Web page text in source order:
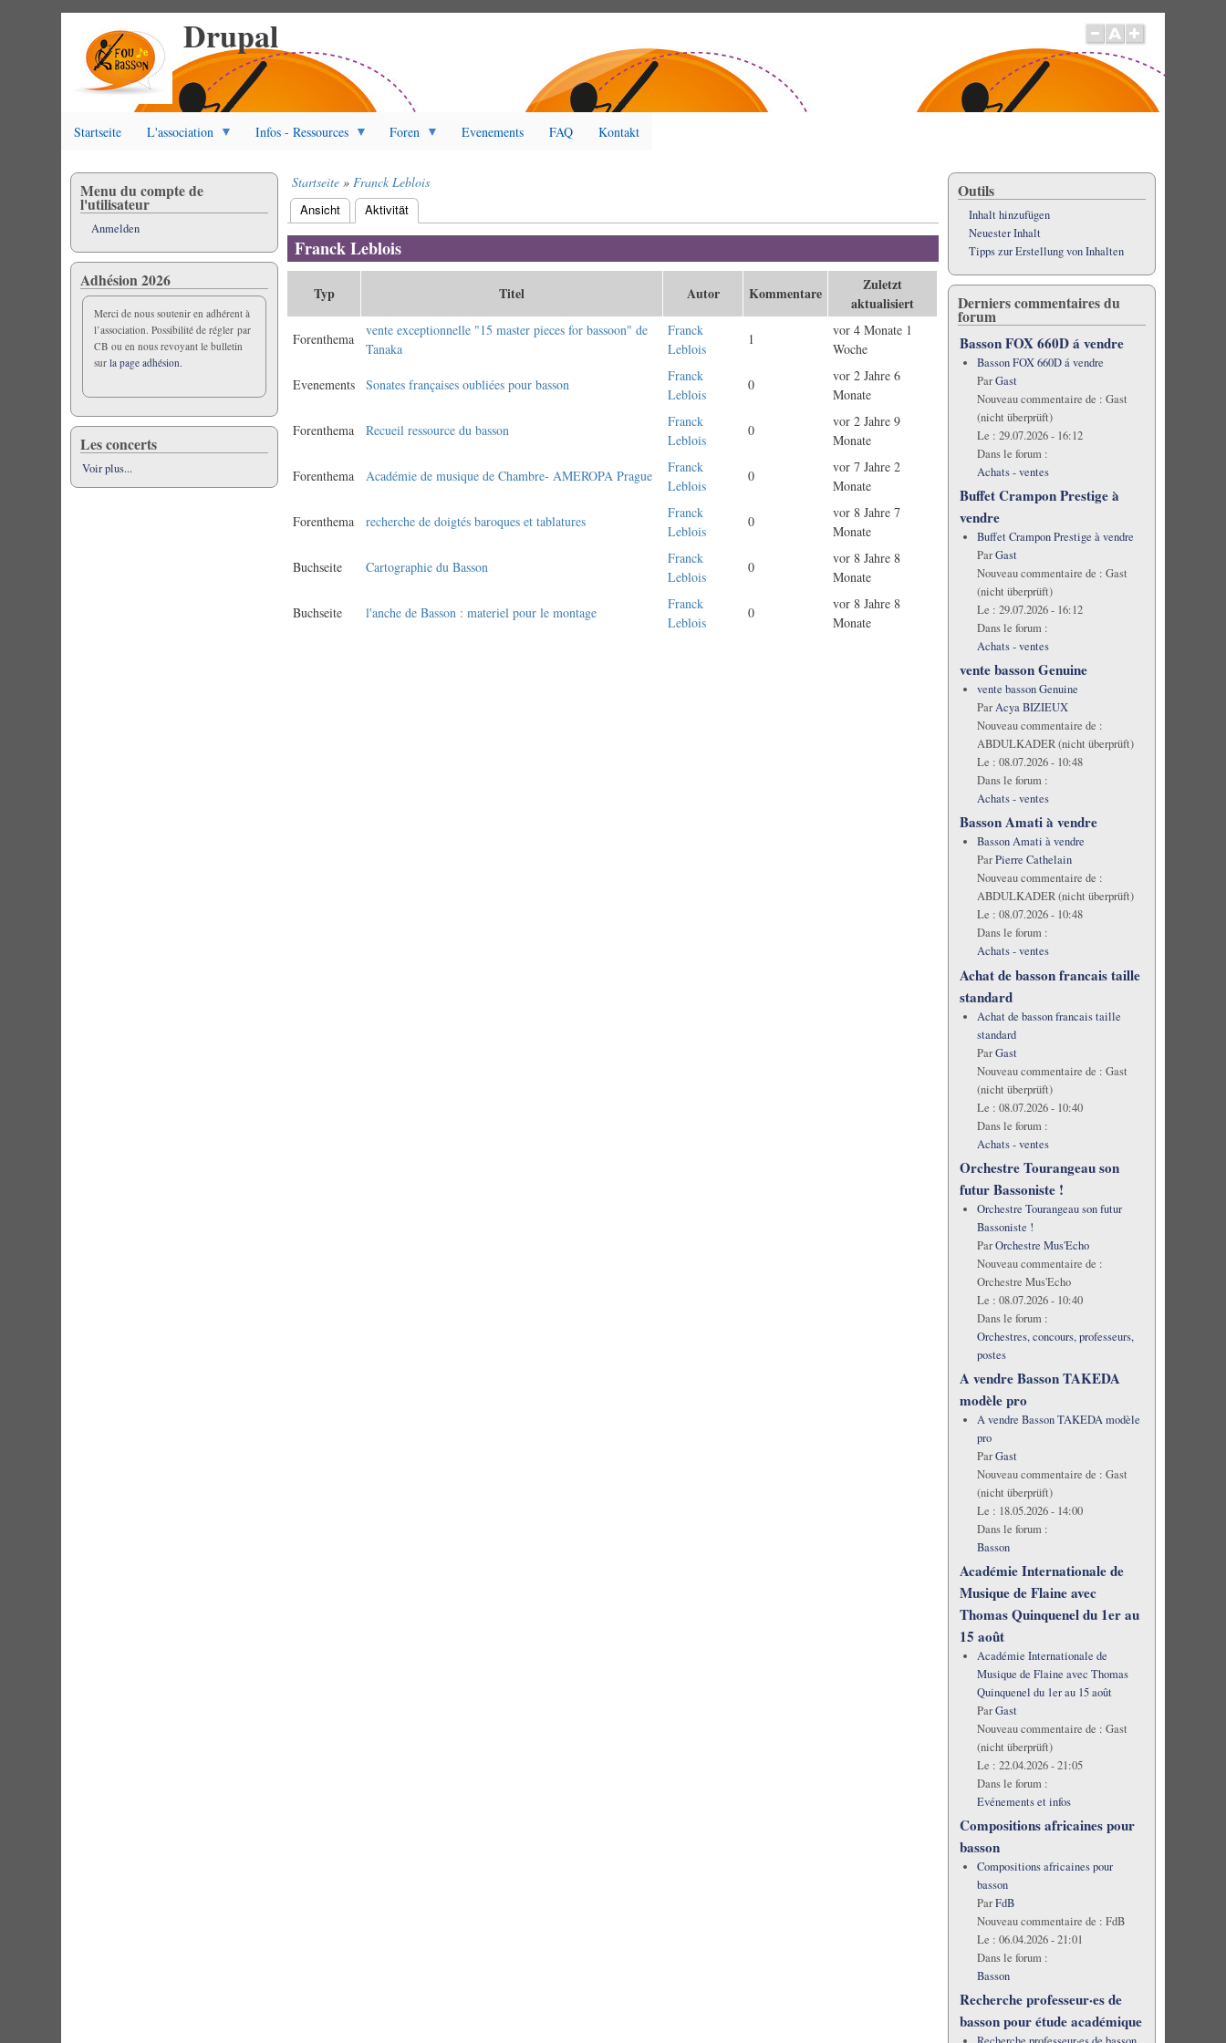
Drupal
Startseite L'association Infos - Ressources Foren Evenements FAQ Kontakt
Pfadnavigation
Startseite Franck Leblois
Primäre
Reiter
Ansicht Aktivität
Franck Leblois
Typ Titel Autor Kommentare
Zuletzt
aktualisiert
Forenthema
vente exceptionnelle "15 master pieces for bassoon" de
Tanaka
Franck
Leblois
1
vor 4 Monate 1
Woche
Evenements Sonates françaises oubliées pour basson
Franck
Leblois
0
vor 2 Jahre 6
Monate
Forenthema Recueil ressource du basson
Franck
Leblois
0
vor 2 Jahre 9
Monate
Forenthema Académie de musique de Chambre- AMEROPA Prague
Franck
Leblois
0
vor 7 Jahre 2
Monate
Forenthema recherche de doigtés baroques et tablatures
Franck
Leblois
0
vor 8 Jahre 7
Monate
Buchseite Cartographie du Basson
Franck
Leblois
0
vor 8 Jahre 8
Monate
Buchseite l'anche de Basson : materiel pour le montage
Franck
Leblois
0
vor 8 Jahre 8
Monate
Menu du compte de
l'utilisateur
Anmelden
Adhésion 2026
Merci de nous soutenir en adhérent à
l’association. Possibilité de régler par
CB ou en nous revoyant le bulletin
surla page adhésion.
Les concerts
Voir plus...
Outils
Inhalt hinzufügen
Neuester Inhalt
Tipps zur Erstellung von Inhalten
Derniers commentaires du
forum
Basson FOX 660D á vendre
Basson FOX 660D á vendre
ParGast
Nouveau commentaire de : Gast
(nicht überprüft)
Le : 29.07.2026 - 16:12
Dans le forum :
Achats - ventes
Buffet Crampon Prestige à
vendre
Buffet Crampon Prestige à vendre
ParGast
Nouveau commentaire de : Gast
(nicht überprüft)
Le : 29.07.2026 - 16:12
Dans le forum :
Achats - ventes
vente basson Genuine
vente basson Genuine
ParAcya BIZIEUX
Nouveau commentaire de :
ABDULKADER (nicht überprüft)
Le : 08.07.2026 - 10:48
Dans le forum :
Achats - ventes
Basson Amati à vendre
Basson Amati à vendre
ParPierre Cathelain
Nouveau commentaire de :
ABDULKADER (nicht überprüft)
Le : 08.07.2026 - 10:48
Dans le forum :
Achats - ventes
Achat de basson francais taille
standard
Achat de basson francais taille
standard
ParGast
Nouveau commentaire de : Gast
(nicht überprüft)
Le : 08.07.2026 - 10:40
Dans le forum :
Achats - ventes
Orchestre Tourangeau son
futur Bassoniste !
Orchestre Tourangeau son futur
Bassoniste !
ParOrchestre Mus'Echo
Nouveau commentaire de :
Orchestre Mus'Echo
Le : 08.07.2026 - 10:40
Dans le forum :
Orchestres, concours, professeurs,
postes
A vendre Basson TAKEDA
modèle pro
A vendre Basson TAKEDA modèle
pro
ParGast
Nouveau commentaire de : Gast
(nicht überprüft)
Le : 18.05.2026 - 14:00
Dans le forum :
Basson
Académie Internationale de
Musique de Flaine avec
Thomas Quinquenel du 1er au
15 août
Académie Internationale de
Musique de Flaine avec Thomas
Quinquenel du 1er au 15 août
ParGast
Nouveau commentaire de : Gast
(nicht überprüft)
Le : 22.04.2026 - 21:05
Dans le forum :
Evénements et infos
Compositions africaines pour
basson
Compositions africaines pour
basson
ParFdB
Nouveau commentaire de : FdB
Le : 06.04.2026 - 21:01
Dans le forum :
Basson
Recherche professeur·es de
basson pour étude académique